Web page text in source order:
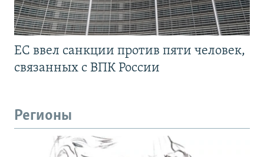
ЕС ввел санкции против пяти человек,
связанных с ВПК России
Регионы